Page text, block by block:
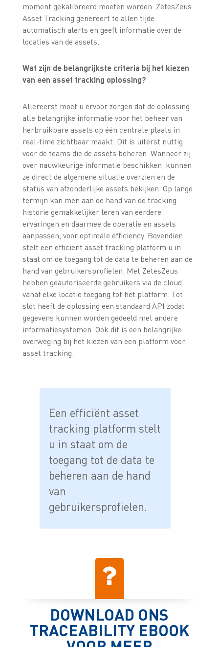
moment gekalibreerd moeten worden. ZetesZeus
Asset Tracking genereert te allen tijde
automatisch alerts en geeft informatie over de
locaties van de assets.
Wat zijn de belangrijkste criteria bij het kiezen
van een asset tracking oplossing?
Allereerst moet u ervoor zorgen dat de oplossing
alle belangrijke informatie voor het beheer van
herbruikbare assets op één centrale plaats in
real-time zichtbaar maakt. Dit is uiterst nuttig
voor de teams die de assets beheren. Wanneer zij
over nauwkeurige informatie beschikken, kunnen
ze direct de algemene situatie overzien en de
status van afzonderlijke assets bekijken. Op lange
termijn kan men aan de hand van de tracking
historie gemakkelijker leren van eerdere
ervaringen en daarmee de operatie en assets
aanpassen, voor optimale efficiency. Bovendien
stelt een efficiënt asset tracking platform u in
staat om de toegang tot de data te beheren aan de
hand van gebruikersprofielen. Met ZetesZeus
hebben geautoriseerde gebruikers via de cloud
vanaf elke locatie toegang tot het platform. Tot
slot heeft de oplossing een standaard API zodat
gegevens kunnen worden gedeeld met andere
informatiesystemen. Ook dit is een belangrijke
overweging bij het kiezen van een platform voor
asset tracking.
Een efficiënt asset
tracking platform stelt
u in staat om de
toegang tot de data te
beheren aan de hand
van
gebruikersprofielen.
DOWNLOAD ONS
TRACEABILITY EBOOK